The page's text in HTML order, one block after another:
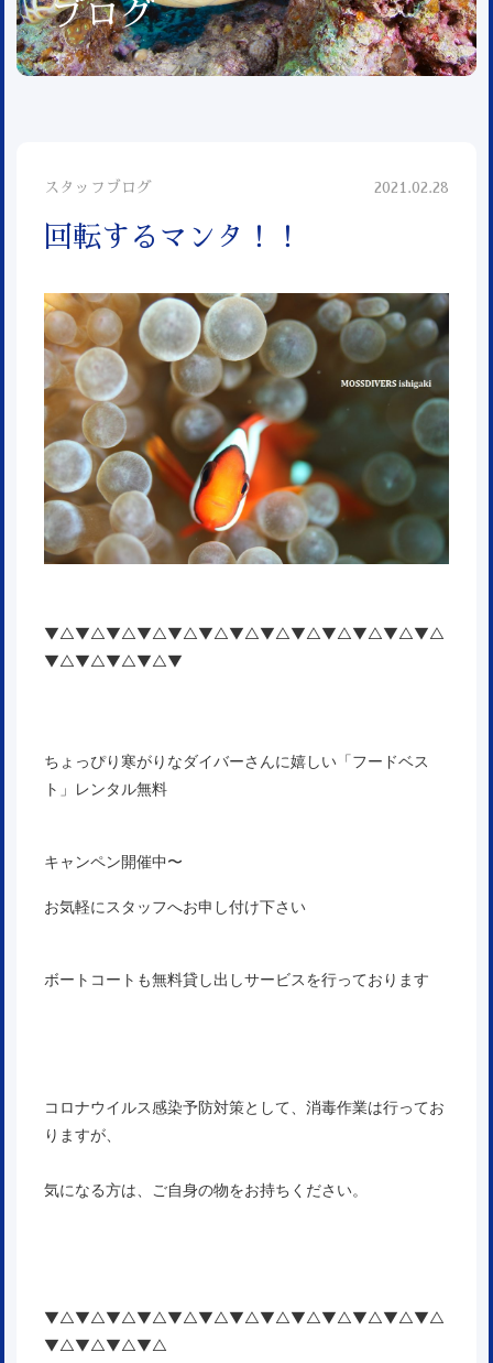
ブログ
スタッフブログ 2021.02.28
回転するマンタ！！
▼△▼△▼△▼△▼△▼△▼△▼△▼△▼△▼△▼△▼△
▼△▼△▼△▼△▼
ちょっぴり寒がりなダイバーさんに嬉しい「フードベス
ト」レンタル無料
キャンペン開催中〜
お気軽にスタッフへお申し付け下さい
ボートコートも無料貸し出しサービスを行っております
コロナウイルス感染予防対策として、消毒作業は行ってお
りますが、
気になる方は、ご自身の物をお持ちください。
▼△▼△▼△▼△▼△▼△▼△▼△▼△▼△▼△▼△▼△
▼△▼△▼△▼△